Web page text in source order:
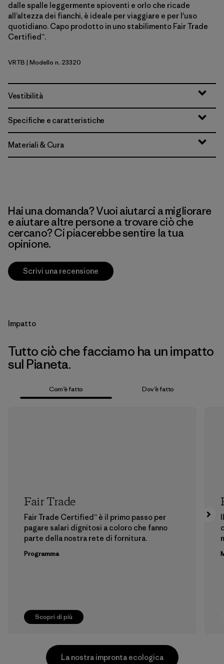
dalle spalle leggermente spioventi e orlo che ricade
all’altezza dei fianchi, è ideale per viaggiare e per l'uso
quotidiano. Capo prodotto in uno stabilimento Fair Trade
Certified™.
Virtually Blue
VRTB | Modello n. 23320
Vestibilità
Specifiche e caratteristiche
Materiali & Cura
Hai una domanda? Vuoi aiutarci a migliorare
e aiutare altre persone a trovare ciò che
cercano? Ci piacerebbe sentire la tua
opinione.
Scrivi una recensione
Impatto
Tutto ciò che facciamo ha un impatto
sul Pianeta.
Com’è fatto Dov’è fatto
Scopri di più
Fair Trade
Fair Trade Certified™ è il primo passo per
pagare salari dignitosi a coloro che fanno
parte della nostra rete di fornitura.
Programma
La nostra impronta ecologica